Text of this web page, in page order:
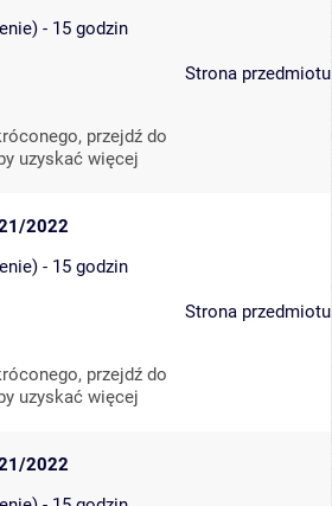
- 15 godzin
przejdź do
uzyskać więcej
Strona przedmiotu
2022
- 15 godzin
przejdź do
uzyskać więcej
Strona przedmiotu
2022